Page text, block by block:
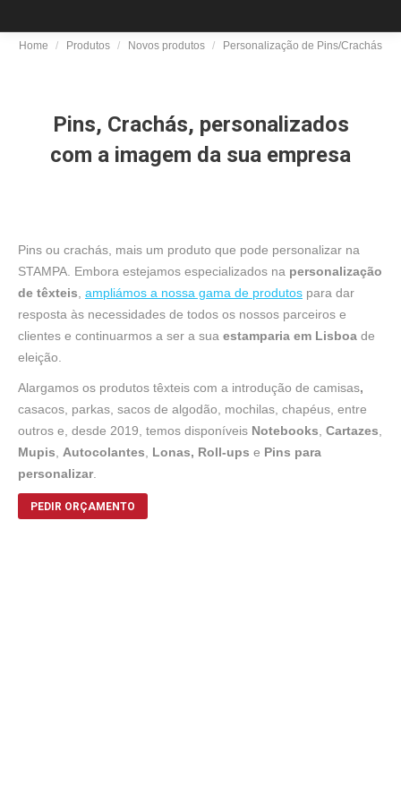
You are here:
Home Produtos Novos produtos Personalização de Pins/Crachás
Pins, Crachás, personalizados
com a imagem da sua empresa
Pins ou crachás, mais um produto que pode personalizar na
STAMPA. Embora estejamos especializados na personalização
de têxteis ampliámos a nossa gama de produtos para dar
resposta às necessidades de todos os nossos parceiros e
clientes e continuarmos a ser a sua estamparia em Lisboa de
eleição.
Alargamos os produtos têxteis com a introdução de camisas,
casacos, parkas, sacos de algodão, mochilas, chapéus, entre
outros e, desde 2019, temos disponíveis Notebooks Cartazes
Mupis
Autocolantes Lonas, Roll-ups e Pins para
personalizar.
PEDIR ORÇAMENTO